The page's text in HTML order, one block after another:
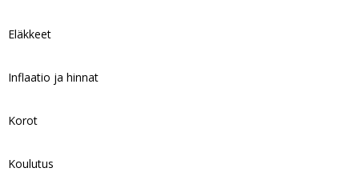
Eläkkeet
Inflaatio ja hinnat
Korot
Koulutus